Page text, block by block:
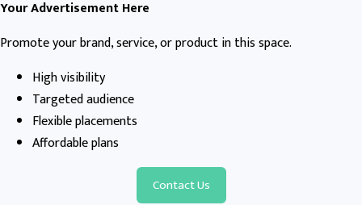
Your Advertisement Here
Promote your brand, service, or product in this space.
High visibility
Targeted audience
Flexible placements
Affordable plans
Contact Us